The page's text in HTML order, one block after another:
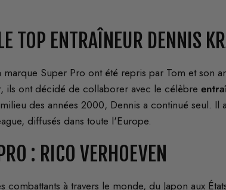
TOP ENTRAÎNEUR DENNIS
Super Pro ont été repris par Tom et son
ils ont décidé de collaborer avec le célèbre
des années 2000, Dennis a continué seul.
diffusés dans toute l'Europe.
: RICO VERHOEVEN
combattants à travers le monde, du Japon aux